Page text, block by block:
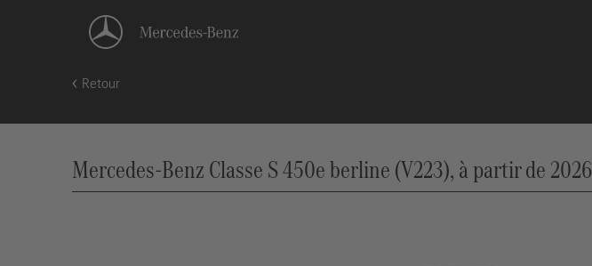
Retour
Mercedes-Benz Classe S 450e berline (V223), à partir de 2026